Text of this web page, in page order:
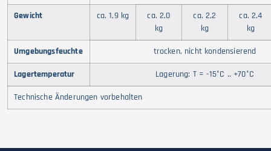
Gewicht ca. 1,9 kg
ca. 2,0
kg
ca. 2,2
kg
ca. 2,4
kg
Umgebungsfeuchte trocken, nicht kondensierend
Lagertemperatur Lagerung: T = -15°C .. +70°C
Technische Änderungen vorbehalten